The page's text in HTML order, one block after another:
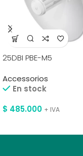
25DBI PBE-M5
Accessorios
En stock
$ 485.000 + IVA